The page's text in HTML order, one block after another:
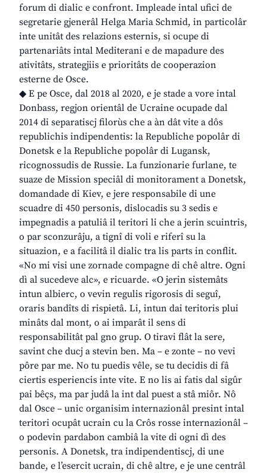
forum di dialic e confront. Impleade intal ufici de
segretarie gjenerâl Helga Maria Schmid, in particolâr
inte unitât des relazions esternis, si ocupe di
partenariâts intal Mediterani e de mapadure des
ativitâts, strategjiis e prioritâts de cooperazion
esterne de Osce.
◆ E pe Osce, dal 2018 al 2020, e je stade a vore intal
Donbass, regjon orientâl de Ucraine ocupade dal
2014 di separatiscj filorùs che a àn dât vite a dôs
republichis indipendentis: la Republiche popolâr di
Donetsk e la Republiche popolâr di Lugansk,
ricognossudis de Russie. La funzionarie furlane, te
suaze de Mission speciâl di monitorament a Donetsk,
domandade di Kiev, e jere responsabile di une
scuadre di 450 personis, dislocadis su 3 sedis e
impegnadis a patuliâ il teritori li che a jerin scuintris,
o par sconzurâju, a tignî di voli e riferî su la
situazion, e a facilitâ il dialic tra lis parts in conflit.
«No mi visi une zornade compagne di chê altre. Ogni
dì al sucedeve alc», e ricuarde. «O jerin sistemâts
intun albierc, o vevin regulis rigorosis di seguî,
oraris bandîts di rispietâ. Li, intun dai teritoris plui
minâts dal mont, o ai imparât il sens di
responsabilitât pal gno grup. O tiravi flât la sere,
savint che ducj a stevin ben. Ma – e zonte – no vevi
pôre par me. No tu puedis vêle, se tu decidis di fâ
ciertis esperiencis inte vite. E no lis ai fatis dal sigûr
pai bêçs, ma par judâ la int dal puest a stâ miôr. Nô
dal Osce – unic organisim internazionâl presint intal
teritori ocupât ucrain cu la Crôs rosse internazionâl –
o podevin pardabon cambiâ la vite di ogni dì des
personis. A Donetsk, tra indipendentiscj, di une
bande, e l’esercit ucrain, di chê altre, e je une centrâl